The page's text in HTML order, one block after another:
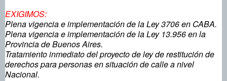
EXIGIMOS:
Plena vigencia e implementación de la Ley 3706 en CABA.
Plena vigencia e implementación de la Ley 13.956 en la
Provincia de Buenos Aires.
Tratamiento inmediato del proyecto de ley de restitución de
derechos para personas en situación de calle a nivel
Nacional.